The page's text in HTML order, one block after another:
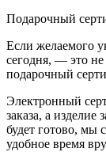
Подарочный
Если желаемого
сегодня, — это
подарочный
Электронный
заказа, а изделие
будет готово, мы
удобное время